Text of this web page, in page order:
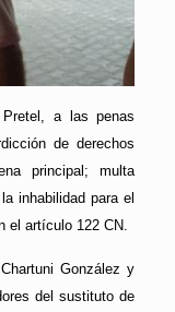
a las penas
de derechos
principal; multa
inhabilidad para el
el artículo 122 CN.
González y
del sustituto de